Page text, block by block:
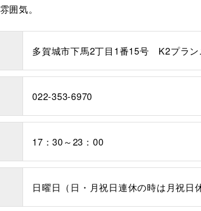
囲気。
多賀城市下馬2丁目1番15号 K2プラン
022-353-6970
17：30～23：00
日曜日（日・月祝日連休の時は月祝日